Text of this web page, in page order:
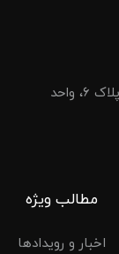
تهران، خیابان گاندی جنوبی، کوچه چهارم، پلاک 6، واحد
مطالب ویژه
اخبار و رویدادها